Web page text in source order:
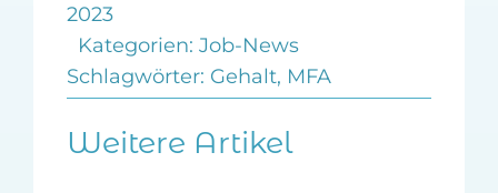
2023
Kategorien: Job-News
Schlagwörter: Gehalt, MFA
Weitere Artikel